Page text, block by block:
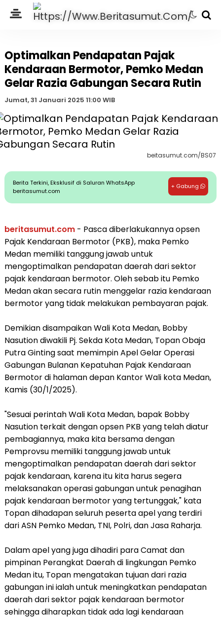
Optimalkan Pendapatan Pajak
Kendaraan Bermotor, Pemko Medan
Gelar Razia Gabungan Secara Rutin
Jumat, 31 Januari 2025 11:00 WIB
beitasumut.com/BS07
Berita Terkini, Eksklusif di Saluran WhatsApp
beritasumut.com
+ Gabung
beritasumut.com- Pasca diberlakukannya opsen
Pajak Kendaraan Bermotor (PKB), maka Pemko
Medan memiliki tanggung jawab untuk
mengoptimalkan pendapatan daerah dari sektor
pajak kendaraan bermotor. Oleh sebab itu Pemko
Medan akan secara rutin menggelar razia kendaraan
bermotor yang tidak melakukan pembayaran pajak.
Demikian disampaikan Wali Kota Medan, Bobby
Nasution diwakili Pj. Sekda Kota Medan, Topan Obaja
Putra Ginting saat memimpin Apel Gelar Operasi
Gabungan Bulanan Kepatuhan Pajak Kendaraan
Bermotor di halaman depan Kantor Wali kota Medan,
Kamis (30/1/2025).
"Sesuai perintah Wali Kota Medan, bapak Bobby
Nasution terkait dengan opsen PKB yang telah diatur
pembagiannya, maka kita bersama dengan
Pemprovsu memiliki tanggung jawab untuk
mengoptimalkan pendapatan daerah dari sektor
pajak kendaraan, karena itu kita harus segera
melaksanakan operasi gabungan untuk penagihan
pajak kendaraan bermotor yang tertunggak," kata
Topan dihadapan seluruh peserta apel yang terdiri
dari ASN Pemko Medan, TNI, Polri, dan Jasa Raharja.
Dalam apel yang juga dihadiri para Camat dan
pimpinan Perangkat Daerah di lingkungan Pemko
Medan itu, Topan mengatakan tujuan dari razia
gabungan ini ialah untuk meningkatkan pendapatan
daerah dari sektor pajak kendaraan bermotor
sehingga diharapkan tidak ada lagi kendaraan